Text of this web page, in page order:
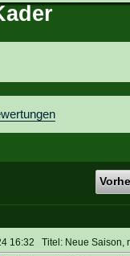
& Tipps
16:32 Titel: Neue Saison,